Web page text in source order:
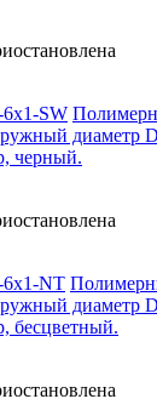
SW
диаметр
черный.
NT
диаметр
бесцветный.